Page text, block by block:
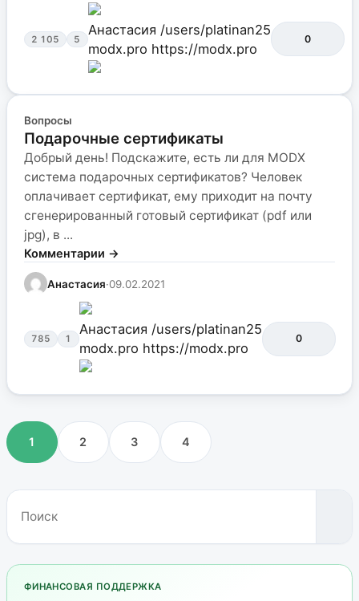
2 105 5
Анастасия /users/platinan25
modx.pro https://modx.pro
0
Вопросы
Подарочные сертификаты
Добрый день! Подскажите, есть ли для MODX
система подарочных сертификатов? Человек
оплачивает сертификат, ему приходит на почту
сгенерированный готовый сертификат (pdf или
jpg), в ...
Комментарии →
Анастасия·09.02.2021
785 1
Анастасия /users/platinan25
modx.pro https://modx.pro
0
1 2 3 4
ФИНАНСОВАЯ ПОДДЕРЖКА